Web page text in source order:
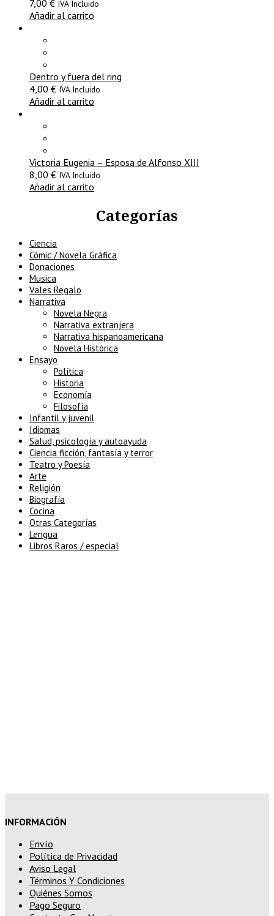
7,00 € IVA Incluido
Añadir al carrito
Dentro y fuera del ring
4,00 € IVA Incluido
Añadir al carrito
Victoria Eugenia – Esposa de Alfonso XIII
8,00 € IVA Incluido
Añadir al carrito
Categorías
Ciencia
Cómic / Novela Gráfica
Donaciones
Musica
Vales Regalo
Narrativa
Novela Negra
Narrativa extranjera
Narrativa hispanoamericana
Novela Histórica
Ensayo
Política
Historia
Economía
Filosofía
Infantil y juvenil
Idiomas
Salud, psicología y autoayuda
Ciencia ficción, fantasía y terror
Teatro y Poesía
Arte
Religión
Biografía
Cocina
Otras Categorías
Lengua
Libros Raros / especial
INFORMACIÓN
Envío
Política de Privacidad
Aviso Legal
Términos Y Condiciones
Quiénes Somos
Pago Seguro